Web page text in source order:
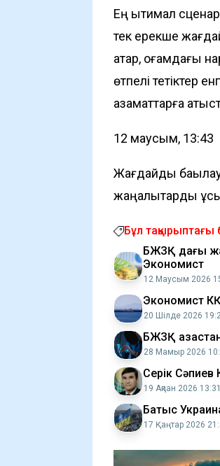
Ең ықтимал
тек ерекше
қатар, қоғамдағы
өтпелі тетіктер
азаматтарға
12 маусым, 13:43
Жағдайды
жаңалықтарды
Бұл тақырыптағы
БЖЗҚ дағы
Экономист
12 Маусым 2026
Экономист
20 Шілде 2026
БЖЗҚ
28 Мамыр 2026
Серік Сәпиев
19 Ақпан 2026 13:31
Батыс
17 Қаңтар 2026